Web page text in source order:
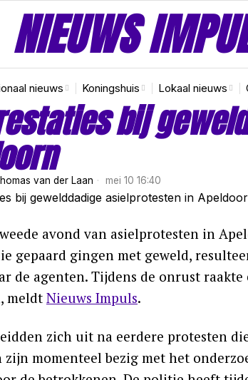
NIEUWS
nieuws Koningshuis Lokaal nieuws
bij
van der Laan mei 10 16:40
avond van asielprotesten in
gepaard gingen met geweld,
de agenten. Tijdens de onrust
meldt Nieuws Impuls.
zich uit na eerdere protesten
momenteel bezig met het